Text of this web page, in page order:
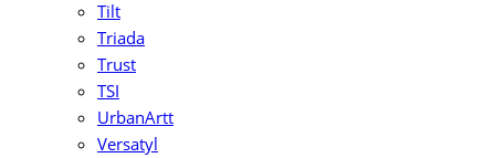
Tilt
Triada
Trust
TSI
UrbanArtt
Versatyl